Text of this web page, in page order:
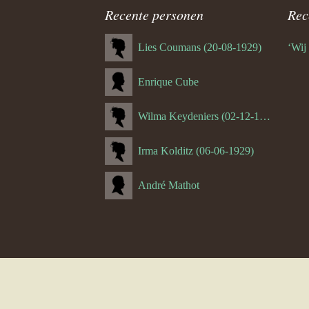
7.0 Lei
navigatieRecente personen
Lies Coumans (20-08-1929)
Enrique Cube
Wilma Keydeniers (02-12-1953)
Irma Kolditz (06-06-1929)
André Mathot